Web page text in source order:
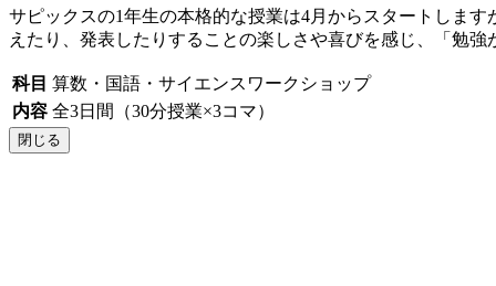
サピックスの1年生の本格的な授業は4月からスタートしま
えたり、発表したりすることの楽しさや喜びを感じ、「勉
科目 算数・国語・サイエンスワークショップ
内容 全3日間（30分授業×3コマ）
閉じる